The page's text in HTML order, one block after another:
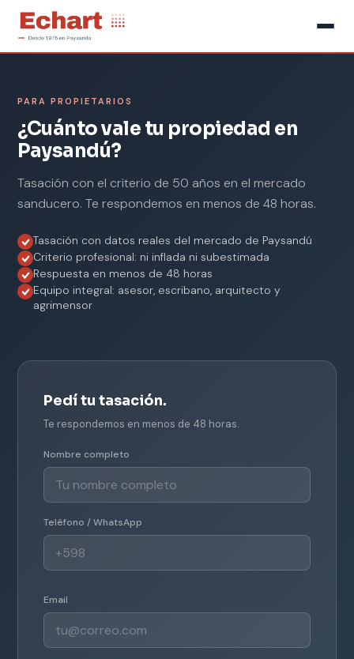
PARA PROPIETARIOS
¿Cuánto vale tu propiedad en
Paysandú?
Tasación con el criterio de 50 años en el mercado
sanducero. Te respondemos en menos de 48 horas.
Tasación con datos reales del mercado de Paysandú
Criterio profesional: ni inflada ni subestimada
Respuesta en menos de 48 horas
Equipo integral: asesor, escribano, arquitecto y
agrimensor
Pedí tu tasación.
Te respondemos en menos de 48 horas.
Nombre completo
Teléfono / WhatsApp
Email